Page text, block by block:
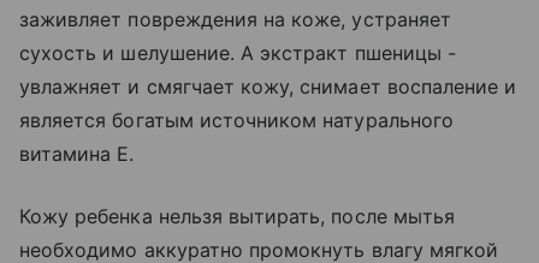
заживляет повреждения на коже, устраняет
сухость и шелушение. А экстракт пшеницы -
увлажняет и смягчает кожу, снимает воспаление и
является богатым источником натурального
витамина Е.
Кожу ребенка нельзя вытирать, после мытья
необходимо аккуратно промокнуть влагу мягкой